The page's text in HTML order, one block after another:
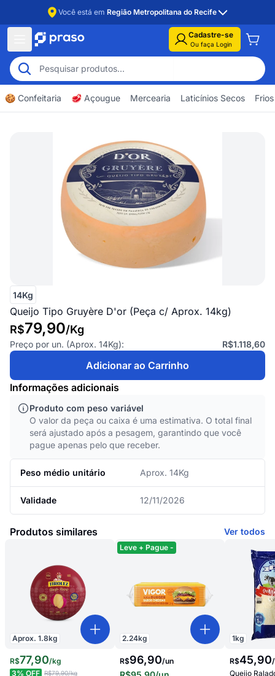
Você está em Região Metropolitana do Recife
Cadastre-se
Ou faça Login
🍪 Confeitaria 🥩 Açougue Mercearia Laticínios Secos
Informações adicionais
Produto com peso variável
O valor da peça ou caixa é uma estimativa. O total final
será ajustado após a pesagem, garantindo que você
pague apenas pelo que receber.
Peso médio unitário Aprox. 14Kg
Validade 12/11/2026
14Kg
Queijo Tipo Gruyère D'or (Peça c/ Aprox. 14kg)
R$79,90/Kg
Preço por un. (Aprox. 14Kg): R$1.118,60
Adicionar ao Carrinho
Produtos similares Ver todos
Aprox. 1.8kg
R$77,90/kg
3% OFF R$79,90/kg
2.24kg
Leve + Pague -
R$96,90/un
1kg
R$45,90/
Queijo